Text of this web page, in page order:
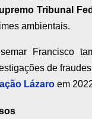
Tribunal
ambientais.
Francisco
de
Lázaro em